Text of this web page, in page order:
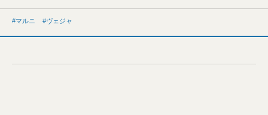
マルニ ヴェジャ